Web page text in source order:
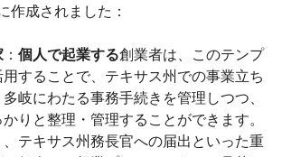
作成されました：
： 個人で起業する創業者は、このテンプ
用することで、テキサス州での事業立ち
岐にわたる事務手続きを管理しつつ、
りと整理・管理することができます。
、テキサス州務長官への届出といった重